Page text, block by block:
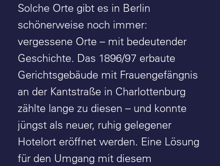
Solche Orte gibt es in Berlin
schönerweise noch immer:
vergessene Orte – mit bedeutender
Geschichte. Das 1896/97 erbaute
Gerichtsgebäude mit Frauengefängnis
an der Kantstraße in Charlottenburg
zählte lange zu diesen – und konnte
jüngst als neuer, ruhig gelegener
Hotelort eröffnet werden. Eine Lösung
für den Umgang mit diesem